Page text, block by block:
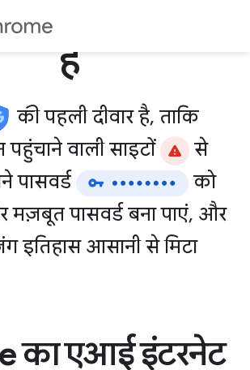
Chrome इंस्टॉल करें
हैं
की पहली दीवार है, ताकि
पहुंचाने वाली साइटों
से
पासवर्ड
को
मज़बूत पासवर्ड बना पाएं, और
इतिहास आसानी से मिटा
का एआई इंटरनेट